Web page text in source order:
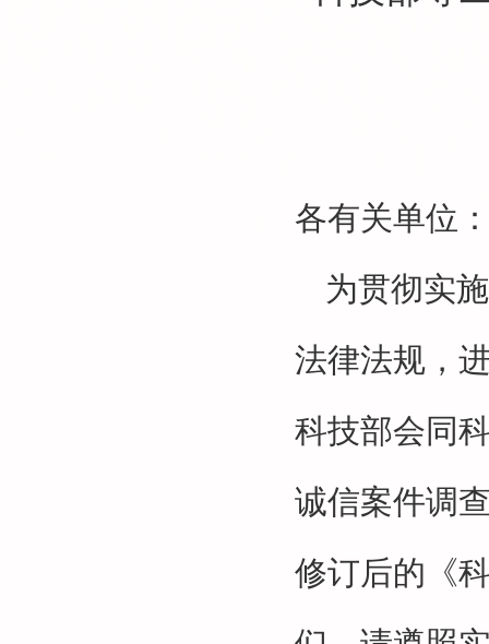
各有关单位
为贯彻实
法律法规，
科技部会同
诚信案件调
修订后的《